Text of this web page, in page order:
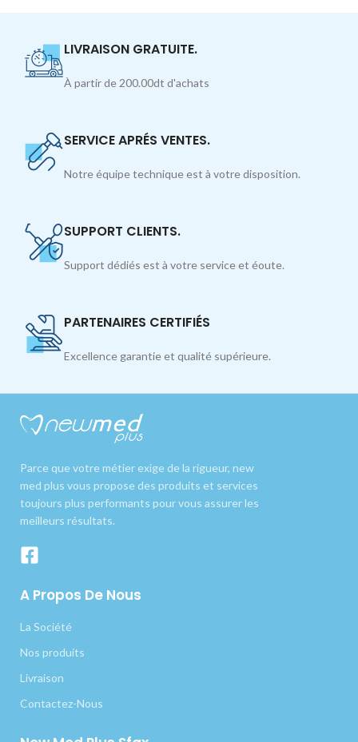
LIVRAISON GRATUITE.
À partir de 200.00dt d'achats
SERVICE APRÉS VENTES.
Notre équipe technique est à votre disposition.
SUPPORT CLIENTS.
Support dédiés est à votre service et éoute.
PARTENAIRES CERTIFIÉS
Excellence garantie et qualité supérieure.
Parce que votre métier exige de la rigueur, new
med plus vous propose des produits et services
toujours plus performants pour vous assurer les
meilleurs résultats.
A Propos De Nous
La Société
Nos produits
Livraison
Contactez-Nous